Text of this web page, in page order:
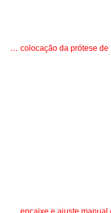
… colocação da prótese
… encaixe e ajuste manual